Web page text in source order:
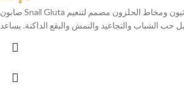
صابون Snail Gluta بالكولاجين، الجلوتاثيون ومخاط الحلزون مصمم لتنعيم
حب الشباب والتجاعيد والنمش والبقع الداكنة. يساعد